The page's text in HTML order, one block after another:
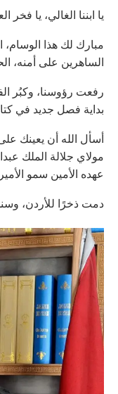
يا ابننا الغالي، يا فخر
مبارك لك هذا الوسام،
الساهرين على أمنه،
رفعت رؤوسنا، وكبُر
بداية فصل جديد في
أسأل الله أن يعينك
مولاي جلالة الملك
عهده الأمين سمو
دمت ذخرًا للأردن،